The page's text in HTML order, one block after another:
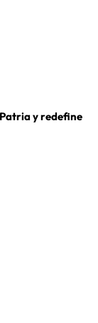
y redefine